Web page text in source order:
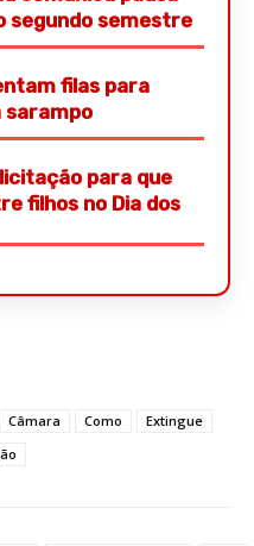
segundo semestre
filas para
para que
filhos no Dia dos
Câmara Como
Extingue